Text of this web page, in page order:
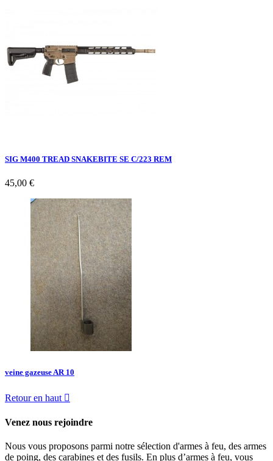
SIG M400 TREAD SNAKEBITE SE C/223 REM
45,00 €
veine gazeuse AR 10
Retour en haut 
Venez nous rejoindre
Nous vous proposons parmi notre sélection d'armes à feu, des armes
de poing, des carabines et des fusils. En plus d’armes à feu, vous